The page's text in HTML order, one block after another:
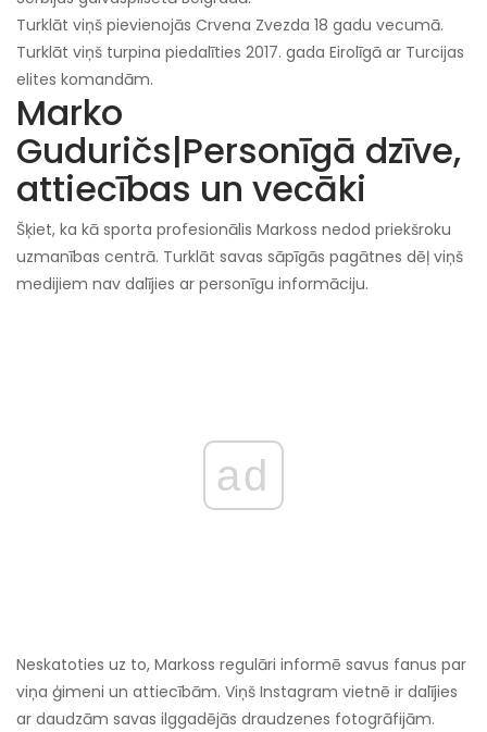
Turklāt viņš pievienojās Crvena Zvezda 18 gadu vecumā.
Turklāt viņš turpina piedalīties 2017. gada Eirolīgā ar Turcijas
elites komandām.
Marko
Guduričs|Personīgā dzīve,
attiecības un vecāki
Šķiet, ka kā sporta profesionālis Markoss nedod priekšroku
uzmanības centrā. Turklāt savas sāpīgās pagātnes dēļ viņš
medijiem nav dalījies ar personīgu informāciju.
ad
Neskatoties uz to, Markoss regulāri informē savus fanus par
viņa ģimeni un attiecībām. Viņš Instagram vietnē ir dalījies
ar daudzām savas ilggadējās draudzenes fotogrāfijām.